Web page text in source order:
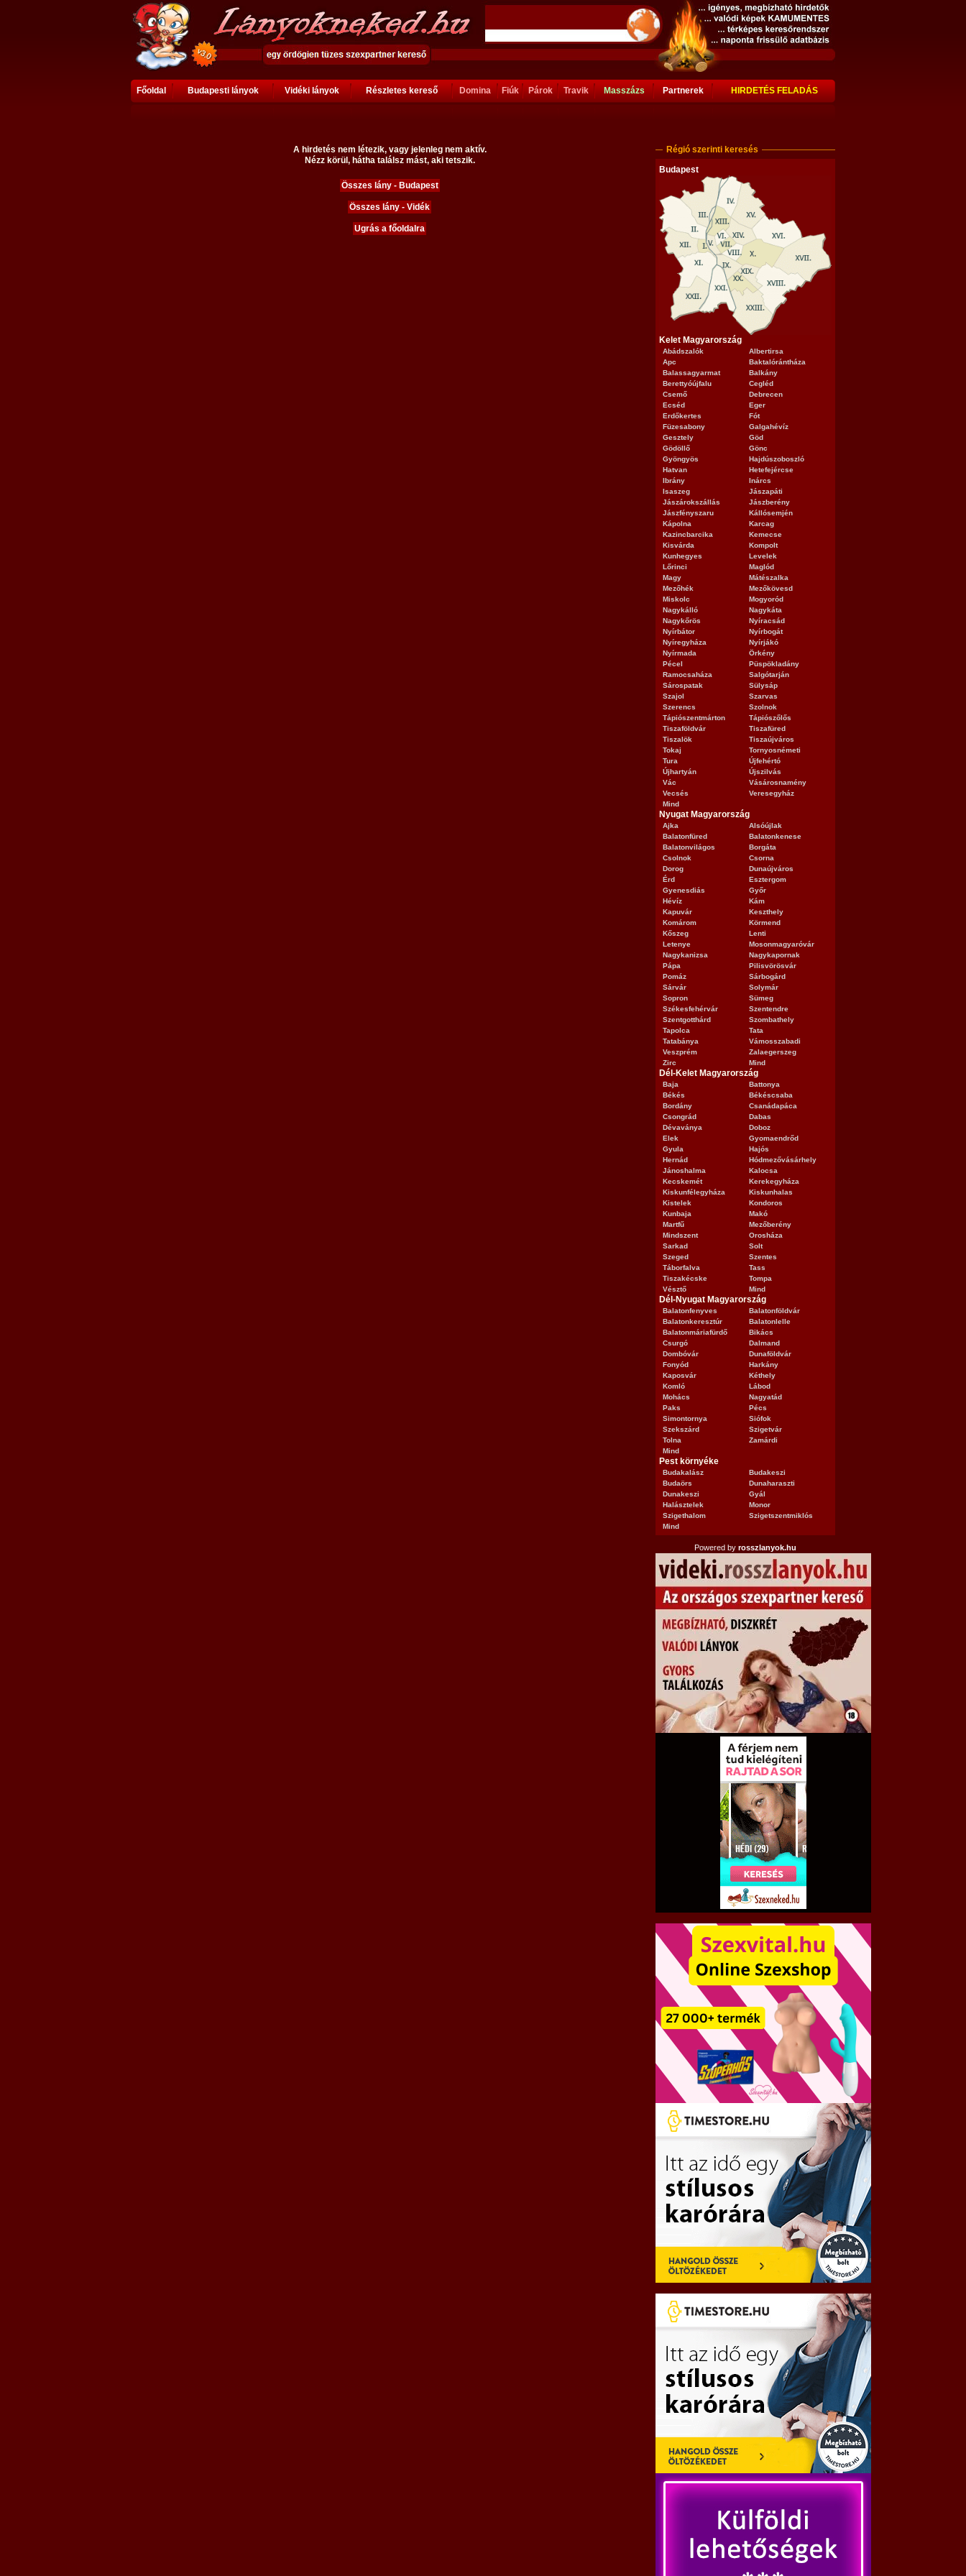
Főoldal Budapesti lányok Vidéki lányok Részletes kereső Domina Fiúk Párok Travik Masszázs Partnerek HIRDETÉS FELADÁS
A hirdetés nem létezik, vagy jelenleg nem aktív.
Nézz körül, hátha találsz mást, aki tetszik.
Összes lány - Budapest
Összes lány - Vidék
Ugrás a főoldalra
Régió szerinti keresés
Budapest
Kelet Magyarország
Abádszalók
Albertirsa
Apc
Baktalórántháza
Balassagyarmat
Balkány
Berettyóújfalu
Cegléd
Csemő
Debrecen
Ecséd
Eger
Erdőkertes
Fót
Füzesabony
Galgahévíz
Gesztely
Göd
Gödöllő
Gönc
Gyöngyös
Hajdúszoboszló
Hatvan
Hetefejércse
Ibrány
Inárcs
Isaszeg
Jászapáti
Jászárokszállás
Jászberény
Jászfényszaru
Kállósemjén
Kápolna
Karcag
Kazincbarcika
Kemecse
Kisvárda
Kompolt
Kunhegyes
Levelek
Lőrinci
Maglód
Magy
Mátészalka
Mezőhék
Mezőkövesd
Miskolc
Mogyoród
Nagykálló
Nagykáta
Nagykőrös
Nyíracsád
Nyírbátor
Nyírbogát
Nyíregyháza
Nyírjákó
Nyírmada
Örkény
Pécel
Püspökladány
Ramocsaháza
Salgótarján
Sárospatak
Sülysáp
Szajol
Szarvas
Szerencs
Szolnok
Tápiószentmárton
Tápiószőlős
Tiszaföldvár
Tiszafüred
Tiszalök
Tiszaújváros
Tokaj
Tornyosnémeti
Tura
Újfehértó
Újhartyán
Újszilvás
Vác
Vásárosnamény
Vecsés
Veresegyház
Mind
Nyugat Magyarország
Ajka
Alsóújlak
Balatonfüred
Balatonkenese
Balatonvilágos
Borgáta
Csolnok
Csorna
Dorog
Dunaújváros
Érd
Esztergom
Gyenesdiás
Győr
Hévíz
Kám
Kapuvár
Keszthely
Komárom
Körmend
Kőszeg
Lenti
Letenye
Mosonmagyaróvár
Nagykanizsa
Nagykapornak
Pápa
Pilisvörösvár
Pomáz
Sárbogárd
Sárvár
Solymár
Sopron
Sümeg
Székesfehérvár
Szentendre
Szentgotthárd
Szombathely
Tapolca
Tata
Tatabánya
Vámosszabadi
Veszprém
Zalaegerszeg
Zirc
Mind
Dél-Kelet Magyarország
Baja
Battonya
Békés
Békéscsaba
Bordány
Csanádapáca
Csongrád
Dabas
Dévaványa
Doboz
Elek
Gyomaendrőd
Gyula
Hajós
Hernád
Hódmezővásárhely
Jánoshalma
Kalocsa
Kecskemét
Kerekegyháza
Kiskunfélegyháza
Kiskunhalas
Kistelek
Kondoros
Kunbaja
Makó
Martfű
Mezőberény
Mindszent
Orosháza
Sarkad
Solt
Szeged
Szentes
Táborfalva
Tass
Tiszakécske
Tompa
Vésztő
Mind
Dél-Nyugat Magyarország
Balatonfenyves
Balatonföldvár
Balatonkeresztúr
Balatonlelle
Balatonmáriafürdő
Bikács
Csurgó
Dalmand
Dombóvár
Dunaföldvár
Fonyód
Harkány
Kaposvár
Kéthely
Komló
Lábod
Mohács
Nagyatád
Paks
Pécs
Simontornya
Siófok
Szekszárd
Szigetvár
Tolna
Zamárdi
Mind
Pest környéke
Budakalász
Budakeszi
Budaörs
Dunaharaszti
Dunakeszi
Gyál
Halásztelek
Monor
Szigethalom
Szigetszentmiklós
Mind
Powered by rosszlanyok.hu